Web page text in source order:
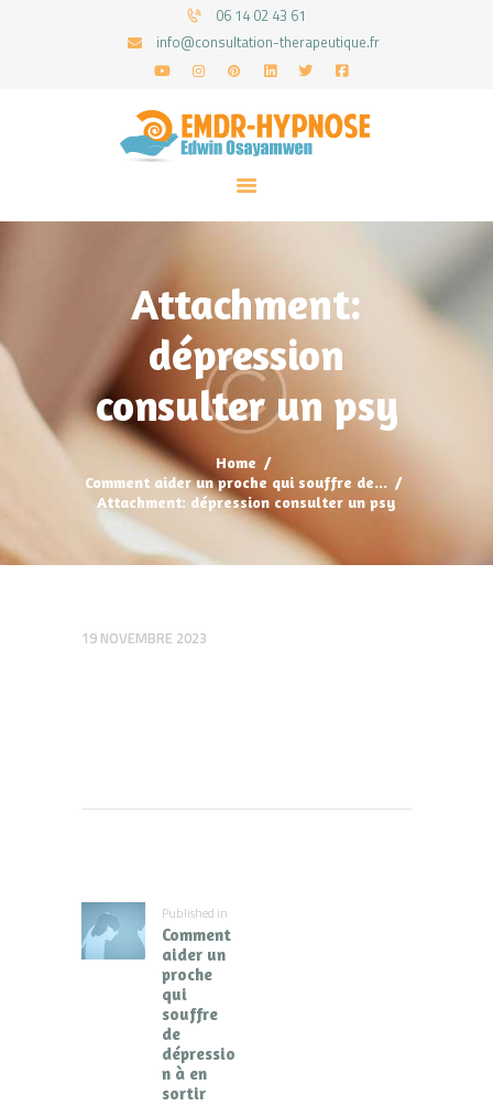
06 14 02 43 61
info@consultation-therapeutique.fr
Attachment:
dépression
consulter un psy
Home
Comment aider un proche qui souffre de...
Attachment: dépression consulter un psy
ACCUEIL
MON APPROCHE
ARTICLES
CONSULTATIONS
PRENEZ UN RDV
19 NOVEMBRE 2023
Published in
post:
Comment
aider un
proche
qui
souffre
de
dépressio
n à en
sortir